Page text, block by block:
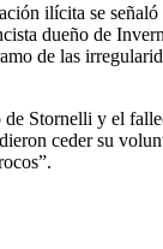
ilícita se
dueño de
de las
Stornelli y el
ceder su